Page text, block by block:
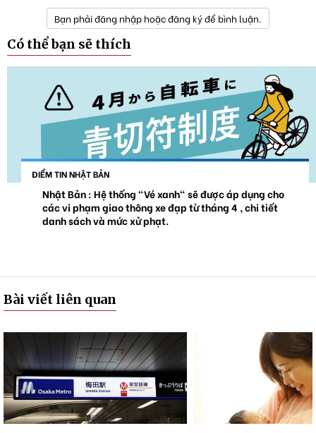
Bạn phải đăng nhập hoặc đăng ký để bình luận.
Có thể bạn sẽ thích
ĐIỂM TIN NHẬT BẢN
Nhật Bản : Hệ thống "Vé xanh" sẽ được áp dụng cho
các vi phạm giao thông xe đạp từ tháng 4 , chi tiết
danh sách và mức xử phạt.
Bài viết liên quan